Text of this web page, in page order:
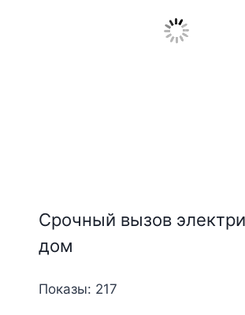
Срочный вызов
дом
Показы: 217